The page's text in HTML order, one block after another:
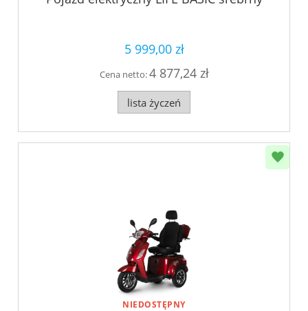
5 999,00 zł
Cena netto:4 877,24 zł
lista życzeń
NIEDOSTĘPNY